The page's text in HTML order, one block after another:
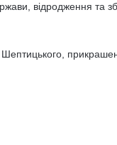
відродження та